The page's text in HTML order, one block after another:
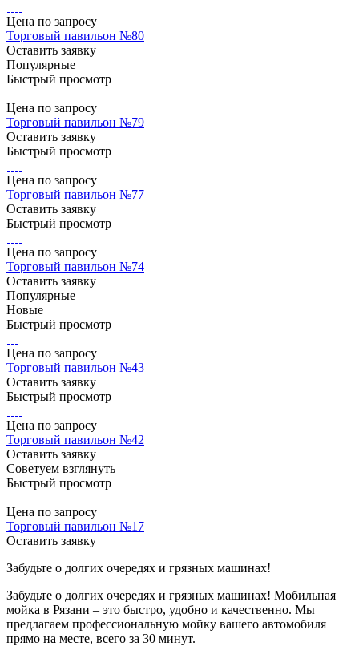
Цена по запросу
Торговый павильон №80
Оставить заявку
Популярные
Быстрый просмотр
Цена по запросу
Торговый павильон №79
Оставить заявку
Быстрый просмотр
Цена по запросу
Торговый павильон №77
Оставить заявку
Быстрый просмотр
Цена по запросу
Торговый павильон №74
Оставить заявку
Популярные
Новые
Быстрый просмотр
Цена по запросу
Торговый павильон №43
Оставить заявку
Быстрый просмотр
Цена по запросу
Торговый павильон №42
Оставить заявку
Советуем взглянуть
Быстрый просмотр
Цена по запросу
Торговый павильон №17
Оставить заявку
Забудьте о долгих очередях и грязных машинах!
Забудьте о долгих очередях и грязных машинах! Мобильная
мойка в Рязани – это быстро, удобно и качественно. Мы
предлагаем профессиональную мойку вашего автомобиля
прямо на месте, всего за 30 минут.